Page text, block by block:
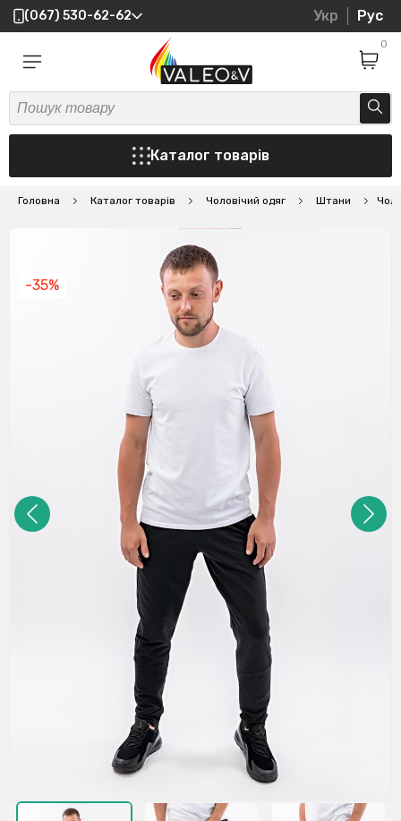
(067) 530-62-62 Укр Рус
0
Каталог товарів
Головна Каталог товарів Чоловічий одяг Штани
-35%